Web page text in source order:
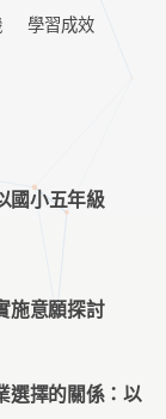
學習成效
國小五年級
施意願探討
選擇的關係：以